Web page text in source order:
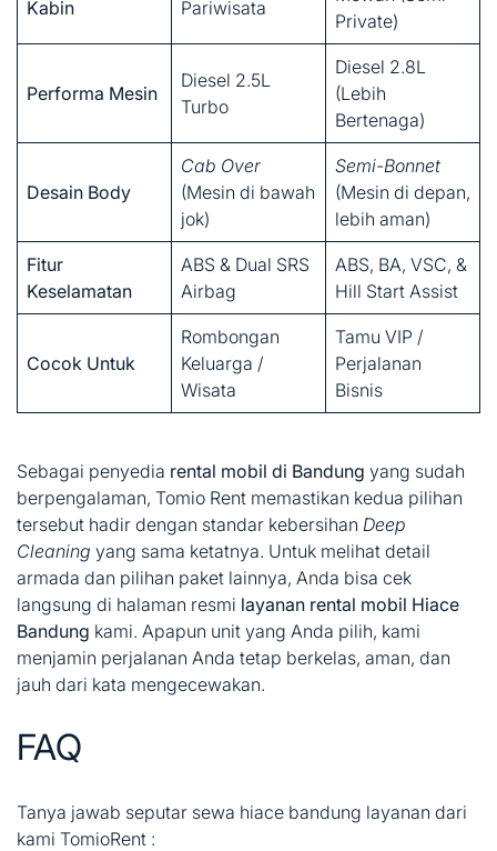
Kabin
Pariwisata
Private)
Performa Mesin
Diesel 2.5L
Turbo
Diesel 2.8L
(Lebih
Bertenaga)
Desain Body
Cab Over
(Mesin di bawah
jok)
Semi-Bonnet
(Mesin di depan,
lebih aman)
Fitur
Keselamatan
ABS & Dual SRS
Airbag
ABS, BA, VSC, &
Hill Start Assist
Cocok Untuk
Rombongan
Keluarga /
Wisata
Tamu VIP /
Perjalanan
Bisnis
Sebagai penyedia rental mobil di Bandung yang sudah
berpengalaman, Tomio Rent memastikan kedua pilihan
tersebut hadir dengan standar kebersihan Deep
Cleaning yang sama ketatnya. Untuk melihat detail
armada dan pilihan paket lainnya, Anda bisa cek
langsung di halaman resmi layanan rental mobil Hiace
Bandung kami. Apapun unit yang Anda pilih, kami
menjamin perjalanan Anda tetap berkelas, aman, dan
jauh dari kata mengecewakan.
FAQ
Tanya jawab seputar sewa hiace bandung layanan dari
kami TomioRent :